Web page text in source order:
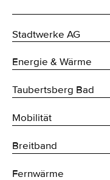
Stadtwerke AG
Energie & Wärme
Taubertsberg Bad
Mobilität
Breitband
Fernwärme